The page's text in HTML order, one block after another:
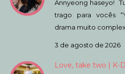
Annyeong haseyo!
trago para vocês
drama muito
3 de agosto de 2026
Love, take two | K-